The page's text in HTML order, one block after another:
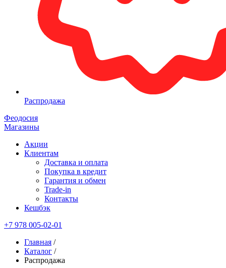
Распродажа
Феодосия
Магазины
Акции
Клиентам
Доставка и оплата
Покупка в кредит
Гарантия и обмен
Trade-in
Контакты
Кешбэк
+7 978 005-02-01
Главная /
Каталог /
Распродажа